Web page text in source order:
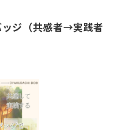
ジ（共感者→実践者